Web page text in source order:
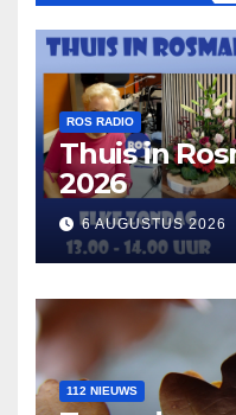
ROS RADIO
Thuis in
2026
6 AUGUSTUS 2026
112 NIEUWS